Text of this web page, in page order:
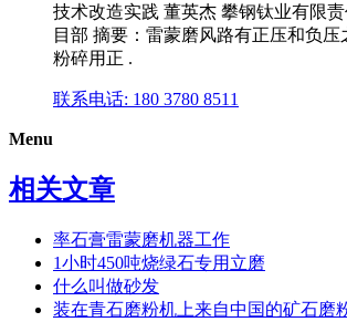
技术改造实践 董英杰 攀钢钛业有限
目部 摘要：雷蒙磨风路有正压和负
粉碎用正 .
联系电话: 180 3780 8511
Menu
相关文章
率石膏雷蒙磨机器工作
1小时450吨烧绿石专用立磨
什么叫做砂发
装在青石磨粉机上来自中国的矿石磨